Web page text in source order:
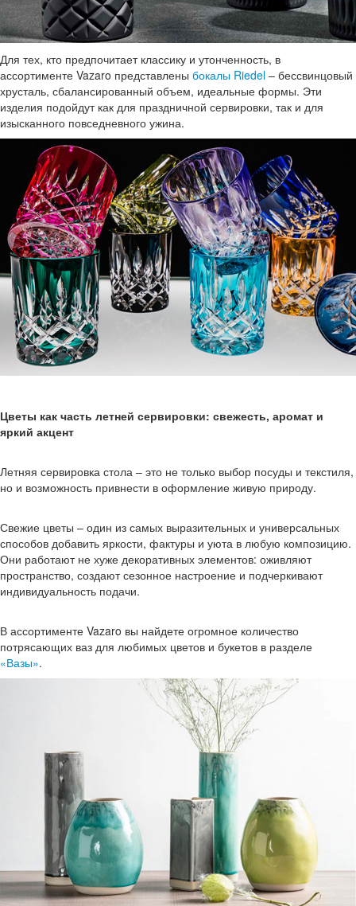
Для тех, кто предпочитает классику и утонченность, в
ассортименте Vazaro представлены бокалы Riedel – бессвинцовый
хрусталь, сбалансированный объем, идеальные формы. Эти
изделия подойдут как для праздничной сервировки, так и для
изысканного повседневного ужина.
Цветы как часть летней сервировки: свежесть, аромат и
яркий акцент
Летняя сервировка стола – это не только выбор посуды и текстиля,
но и возможность привнести в оформление живую природу.
Свежие цветы – один из самых выразительных и универсальных
способов добавить яркости, фактуры и уюта в любую композицию.
Они работают не хуже декоративных элементов: оживляют
пространство, создают сезонное настроение и подчеркивают
индивидуальность подачи.
В ассортименте Vazaro вы найдете огромное количество
потрясающих ваз для любимых цветов и букетов в разделе
«Вазы».